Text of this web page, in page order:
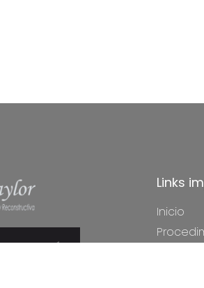
Links
Inicio